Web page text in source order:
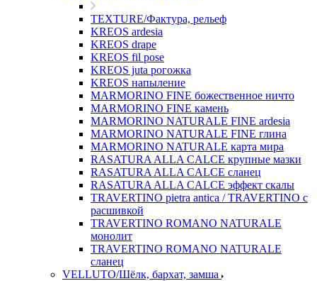
TEXTURE/Фактура, рельеф
KREOS ardesia
KREOS drape
KREOS fil pose
KREOS juta рогожка
KREOS напыление
MARMORINO FINE божественное ничто
MARMORINO FINE камень
MARMORINO NATURALE FINE ardesia
MARMORINO NATURALE FINE глина
MARMORINO NATURALE карта мира
RASATURA ALLA CALCE крупные мазки
RASATURA ALLA CALCE сланец
RASATURA ALLA CALCE эффект скалы
TRAVERTINO pietra antica / TRAVERTINO с
расшивкой
TRAVERTINO ROMANO NATURALE
монолит
TRAVERTINO ROMANO NATURALE
сланец
VELLUTO/Шёлк, бархат, замша